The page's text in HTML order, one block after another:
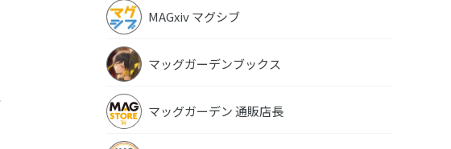
MAGxiv マグシブ
マッグガーデンブックス
マッグガーデン 通販店長